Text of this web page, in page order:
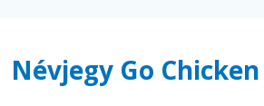
Névjegy Go Chicken